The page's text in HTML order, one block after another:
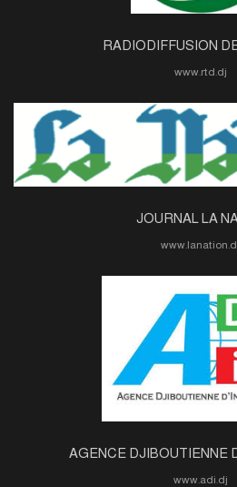
RADIODIFFUSION
JOURNAL LA
AGENCE DJIBOUTIENNE